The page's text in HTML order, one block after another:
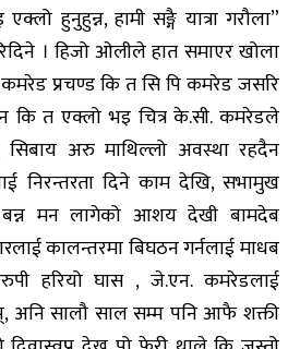
हुनुहुन्न, हामी सङ्गै यात्रा गरौला”
। हिजो ओलीले हात समाएर खोला
कमरेड प्रचण्ड कि त सि पि कमरेड जसरि
कि त एक्लो भइ चित्र के.सी. कमरेडले
सिबाय अरु माथिल्लो अवस्था रहदैन
निरन्तरता दिने काम देखि, सभामुख
मन लागेको आशय देखी बामदेब
कालन्तरमा बिघठन गर्नलाई माधब
हरियो घास , जे.एन. कमरेडलाई
अनि सालौ साल सम्म पनि आफै शक्ती